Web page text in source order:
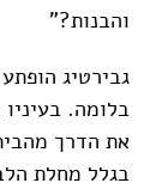
והבנות?"
גבירטיג
בלומה.
את הדרך
בגלל מחלת